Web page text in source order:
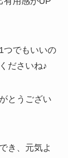
つでもいいの
ださいね♪
とうござい
き、元気よ